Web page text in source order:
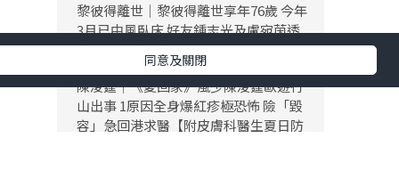
黎彼得離世｜黎彼得離世享年76歲 今年
3月已中風臥床 好友鍾志光及盧宛茵透
露黎彼得最後時光
陳浚霆｜《愛回家》風少陳浚霆歐遊行
山出事 1原因全身爆紅疹極恐怖 險「毀
容」急回港求醫【附皮膚科醫生夏日防
同意及關閉